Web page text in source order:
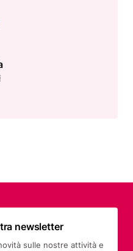
newsletter
sulle nostre attività e